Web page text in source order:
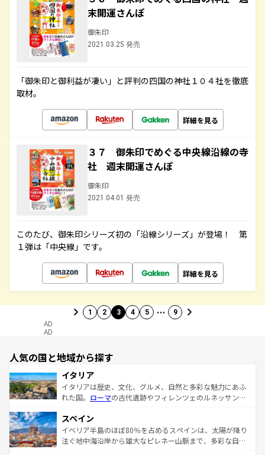
末開運さんぽ
御朱印
2021.03.25 発売
「御朱印と御利益が凄い」と評判の四国の神社１０４社を徹底
取材。
詳細を見る
３７ 御朱印でめぐる中央線沿線の寺
社 週末開運さんぽ
御朱印
2021.04.01 発売
このたび、御朱印シリーズ初の「沿線シリーズ」が登場！ 第
１弾は「中央線」です。
詳細を見る
1 2 3 4 5 … 9
AD
AD
人気の国と地域から探す
イタリア
イタリアは歴史、文化、グルメ、自然と多彩な魅力にあふ
れた国。 ローマの古代遺跡やフィレンツェのルネッサンス
ろん、トスカーナの美しい田園風景やアマルフィ海岸の絶
景など、自然景観も見逃せない。観光の合間には、本場の
ピザやパスタなど、絶品のイタリア料理を堪能することも
スペイン
イベリア半島のほぼ80％を占めるスペインは、太陽が降り
注ぐ地中海沿岸から雄大なピレネー山脈まで、多彩な自然